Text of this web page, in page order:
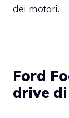
dei motori.
Ford
drive